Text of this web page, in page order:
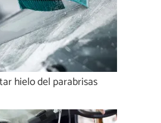
hielo del parabrisas